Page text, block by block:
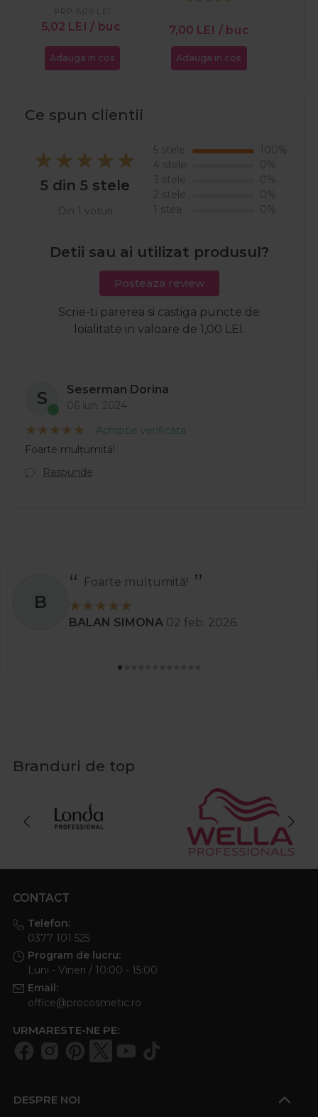
5,02 LEI / buc
PRP:6,00 LEI
Adauga in cos
7,00 LEI / buc
Adauga in cos
Ce spun clientii
5 din 5 stele
Din 1 voturi
5 stele
100%
4 stele
0%
3 stele
0%
2 stele
0%
1 stea
0%
Detii sau ai utilizat produsul?
Posteaza review
Scrie-ti parerea si castiga puncte de
loialitate in valoare de 1,00 LEI.
S Seserman Dorina
06 iun. 2024
Achizitie verificata
Foarte mulțumită!
Raspunde
B
Foarte mulțumită!
BALAN SIMONA 02 feb. 2026
Branduri de top
CONTACT
Telefon:
0377 101 525
Program de lucru:
Luni - Vineri / 10:00 - 15:00
Email:
office@procosmetic.ro
URMARESTE-NE PE:
DESPRE NOI